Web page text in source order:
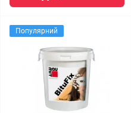
Популярний